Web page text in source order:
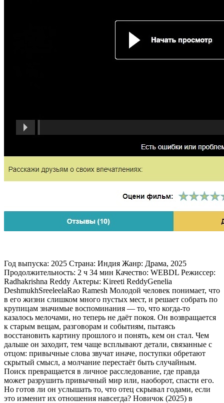
Год выпуска: 2025 Страна: Индия Жанр: Драма, 2025
Продолжительность: 2 ч 34 мин Качество: WEBDL Режиссер:
Radhakrishna Reddy Актеры: Kireeti ReddyGenelia
DeshmukhSreeleelaRao Ramesh Молодой человек понимает, что
в его жизни слишком много пустых мест, и решает собрать по
крупицам значимые воспоминания — то, что когда-то
казалось мелочами, но теперь не даёт покоя. Он возвращается
к старым вещам, разговорам и событиям, пытаясь
восстановить картину прошлого и понять, кем он стал. Чем
дальше он заходит, тем чаще всплывают детали, связанные с
отцом: привычные слова звучат иначе, поступки обретают
скрытый смысл, а молчание перестаёт быть случайным.
Поиск превращается в личное расследование, где правда
может разрушить привычный мир или, наоборот, спасти его.
Но готов ли он услышать то, что отец скрывал годами, если
это изменит их отношения навсегда? Новичок (2025) в